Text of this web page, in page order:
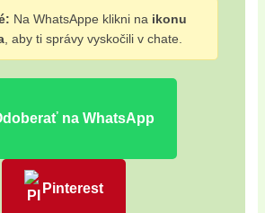
Na WhatsAppe klikni na ikonu
, aby ti správy vyskočili v chate.
na WhatsApp
Pinterest